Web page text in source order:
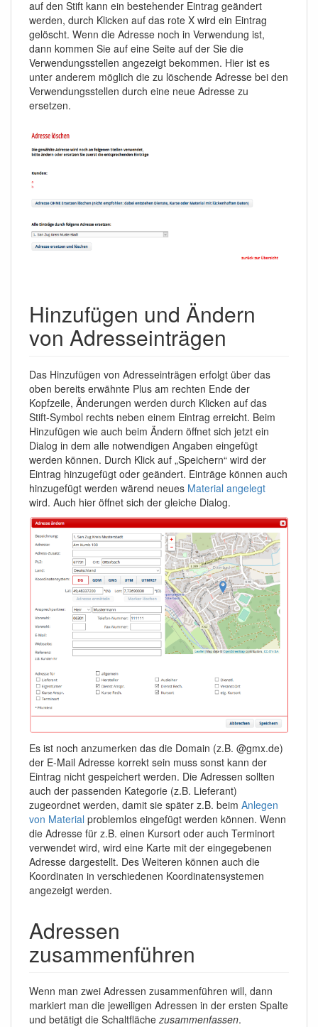
auf den Stift kann ein bestehender Eintrag geändert
werden, durch Klicken auf das rote X wird ein Eintrag
gelöscht. Wenn die Adresse noch in Verwendung ist,
dann kommen Sie auf eine Seite auf der Sie die
Verwendungsstellen angezeigt bekommen. Hier ist es
unter anderem möglich die zu löschende Adresse bei den
Verwendungsstellen durch eine neue Adresse zu
ersetzen.
Hinzufügen und Ändern
von Adresseinträgen
Das Hinzufügen von Adresseinträgen erfolgt über das
oben bereits erwähnte Plus am rechten Ende der
Kopfzeile, Änderungen werden durch Klicken auf das
Stift-Symbol rechts neben einem Eintrag erreicht. Beim
Hinzufügen wie auch beim Ändern öffnet sich jetzt ein
Dialog in dem alle notwendigen Angaben eingefügt
werden können. Durch Klick auf „Speichern“ wird der
Eintrag hinzugefügt oder geändert. Einträge können auch
hinzugefügt werden wärend neues Material angelegt
wird. Auch hier öffnet sich der gleiche Dialog.
Es ist noch anzumerken das die Domain (z.B. @gmx.de)
der E-Mail Adresse korrekt sein muss sonst kann der
Eintrag nicht gespeichert werden. Die Adressen sollten
auch der passenden Kategorie (z.B. Lieferant)
zugeordnet werden, damit sie später z.B. beim Anlegen
von Material problemlos eingefügt werden können. Wenn
die Adresse für z.B. einen Kursort oder auch Terminort
verwendet wird, wird eine Karte mit der eingegebenen
Adresse dargestellt. Des Weiteren können auch die
Koordinaten in verschiedenen Koordinatensystemen
angezeigt werden.
Adressen
zusammenführen
Wenn man zwei Adressen zusammenführen will, dann
markiert man die jeweiligen Adressen in der ersten Spalte
und betätigt die Schaltfläche zusammenfassen.